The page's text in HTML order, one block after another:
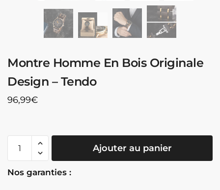
Montre Homme En Bois Originale
Design – Tendo
96,99€
Homme
Ajouter au panier
Nos garanties :